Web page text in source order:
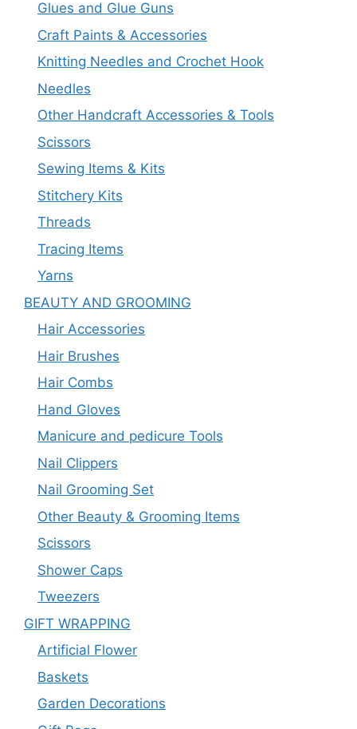
Glues and Glue Guns
Craft Paints & Accessories
Knitting Needles and Crochet Hook
Needles
Other Handcraft Accessories & Tools
Scissors
Sewing Items & Kits
Stitchery Kits
Threads
Tracing Items
Yarns
BEAUTY AND GROOMING
Hair Accessories
Hair Brushes
Hair Combs
Hand Gloves
Manicure and pedicure Tools
Nail Clippers
Nail Grooming Set
Other Beauty & Grooming Items
Scissors
Shower Caps
Tweezers
GIFT WRAPPING
Artificial Flower
Baskets
Garden Decorations